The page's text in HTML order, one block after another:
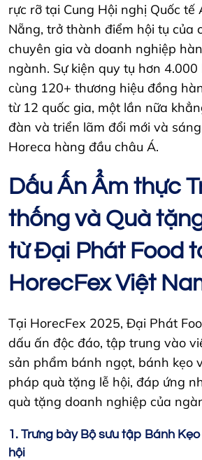
rực rỡ tại Cung Hội nghị Quốc tế
Nẵng, trở thành điểm hội tụ của
chuyên gia và doanh nghiệp
ngành. Sự kiện quy tụ hơn
cùng 120+ thương hiệu đồng
từ 12 quốc gia, một lần nữa
đàn và triển lãm đổi mới và
Horeca hàng đầu châu Á.
Dấu Ấn Ẩm thực
thống và Quà
từ Đại Phát Food
HorecFex Việt
Tại HorecFex 2025, Đại Phát
dấu ấn độc đáo, tập trung vào
sản phẩm bánh ngọt, bánh kẹo
pháp quà tặng lễ hội, đáp ứng
quà tặng doanh nghiệp của
1. Trưng bày Bộ sưu tập Bánh
hội